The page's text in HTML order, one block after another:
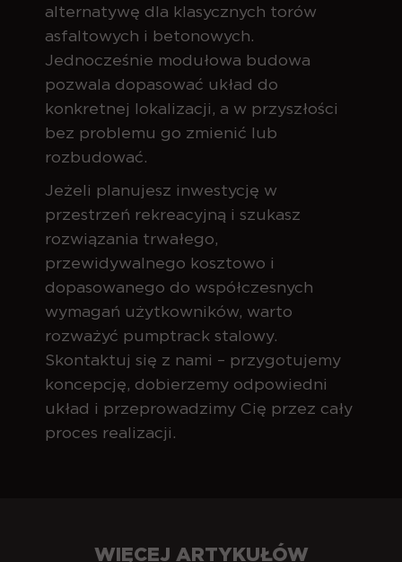
alternatywę dla klasycznych torów
asfaltowych i betonowych.
Jednocześnie modułowa budowa
pozwala dopasować układ do
konkretnej lokalizacji, a w przyszłości
bez problemu go zmienić lub
rozbudować.
Jeżeli planujesz inwestycję w
przestrzeń rekreacyjną i szukasz
rozwiązania trwałego,
przewidywalnego kosztowo i
dopasowanego do współczesnych
wymagań użytkowników, warto
rozważyć pumptrack stalowy.
Skontaktuj się z nami – przygotujemy
koncepcję, dobierzemy odpowiedni
układ i przeprowadzimy Cię przez cały
proces realizacji.
WIĘCEJ ARTYKUŁÓW